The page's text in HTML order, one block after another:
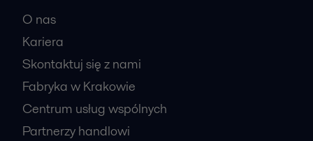
O nas
Kariera
Skontaktuj się z nami
Fabryka w Krakowie
Centrum usług wspólnych
Partnerzy handlowi